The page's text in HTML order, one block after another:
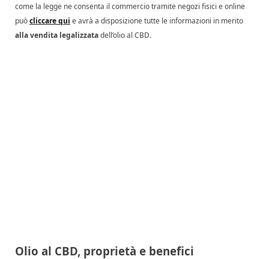
come la legge ne consenta il commercio tramite negozi fisici e online
puòcliccare qui e avrà a disposizione tutte le informazioni in merito
alla vendita legalizzatadell’olio al CBD.
Olio al CBD, proprietà e benefici